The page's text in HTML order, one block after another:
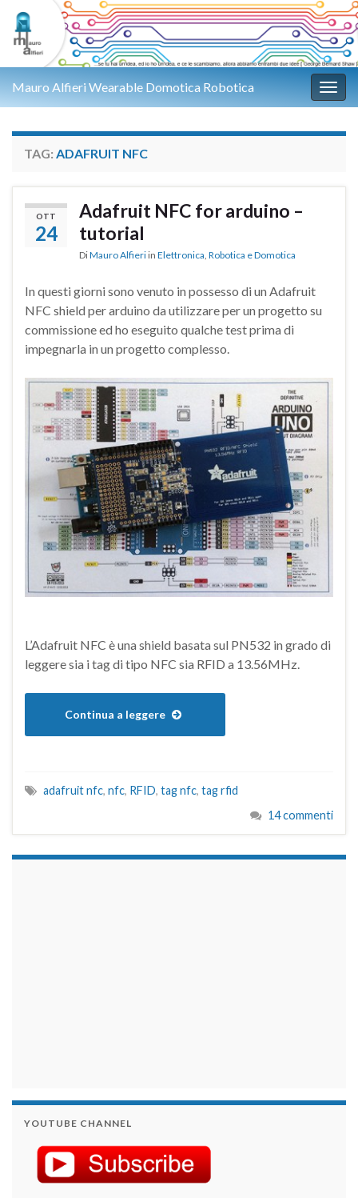
Mauro Alfieri Wearable Domotica Robotica
TAG: ADAFRUIT NFC
OTT
24
Adafruit NFC for arduino –
tutorial
DiMauro Alfieri in Elettronica, Robotica e Domotica
In questi giorni sono venuto in possesso di un Adafruit
NFC shield per arduino da utilizzare per un progetto su
commissione ed ho eseguito qualche test prima di
impegnarla in un progetto complesso.
L’Adafruit NFC è una shield basata sul PN532 in grado di
leggere sia i tag di tipo NFC sia RFID a 13.56MHz.
Continua a leggere
adafruit nfc, nfc, RFID, tag nfc, tag rfid
14 commenti
YOUTUBE CHANNEL